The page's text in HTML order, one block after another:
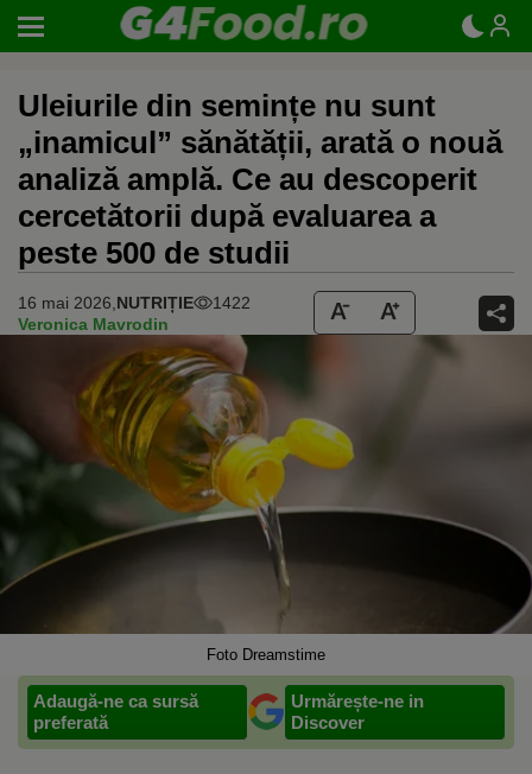
Uleiurile din semințe nu sunt
„inamicul” sănătății, arată o nouă
analiză amplă. Ce au descoperit
cercetătorii după evaluarea a
peste 500 de studii
16 mai 2026, NUTRIȚIE
1422
Veronica Mavrodin
Foto Dreamstime
Adaugă-ne ca sursă
preferată
Urmărește-ne in
Discover